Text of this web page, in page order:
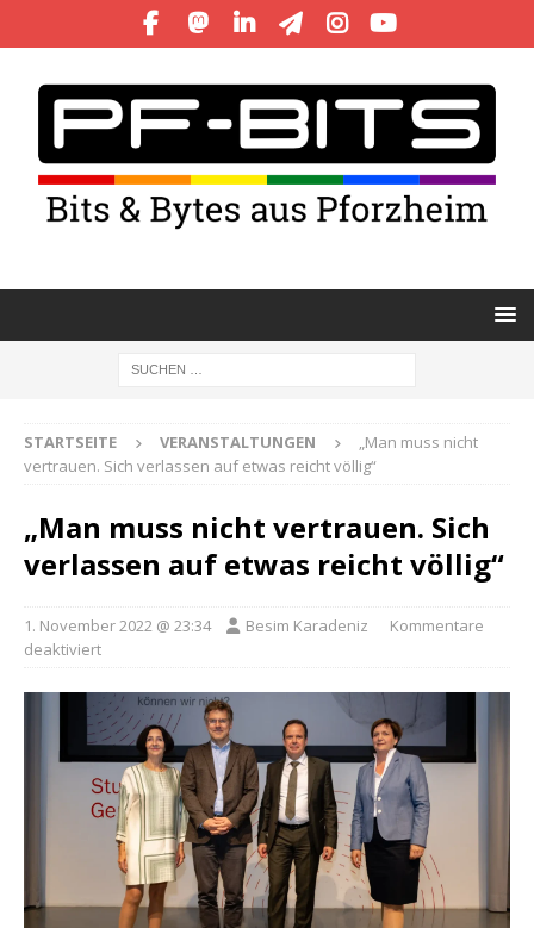
STARTSEITE VERANSTALTUNGEN
„Man muss nicht
vertrauen. Sich verlassen auf etwas reicht völlig“
„Man muss nicht vertrauen. Sich
verlassen auf etwas reicht völlig“
1. November 2022 @ 23:34 Besim Karadeniz
Kommentare
deaktiviert